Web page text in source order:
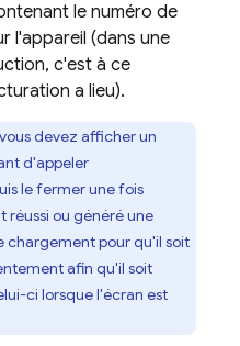
le numéro de
l'appareil (dans une
c'est à ce
a lieu).
devez afficher un
d'appeler
le fermer une fois
réussi ou généré une
chargement pour qu'il soit
afin qu'il soit
ci lorsque l'écran est